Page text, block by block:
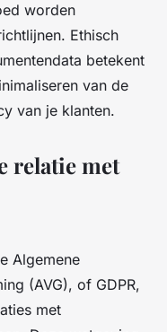
worden
Ethisch
betekent
van de
van je klanten.
relatie met
Algemene
(AVG), of GDPR,
met